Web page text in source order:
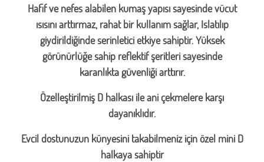
Hafif ve nefes alabilen kumaş yapısı sayesinde vücut
ısısını arttırmaz, rahat bir kullanım sağlar, Islatılıp
giydirildiğinde serinletici etkiye sahiptir. Yüksek
görünürlüğe sahip reflektif şeritleri sayesinde
karanlıkta güvenliği arttırır.
Özelleştirilmiş D halkası ile ani çekmelere karşı
dayanıklıdır.
Evcil dostunuzun künyesini takabilmeniz için özel mini D
halkaya sahiptir